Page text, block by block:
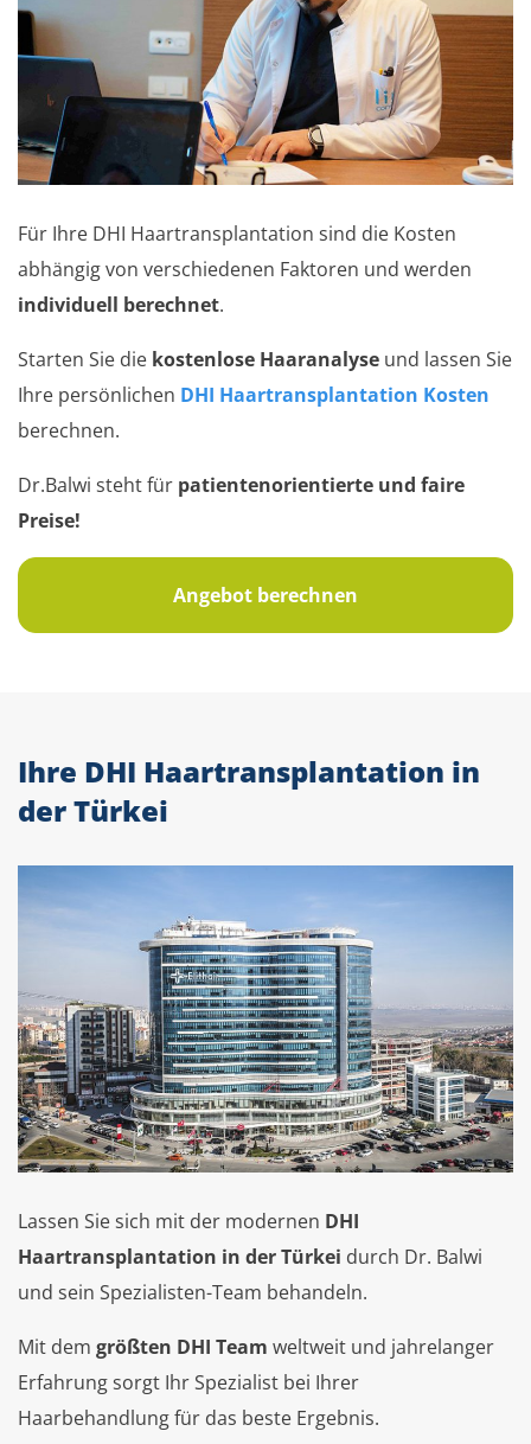
Für Ihre DHI Haartransplantation sind die Kosten
abhängig von verschiedenen Faktoren und werden
individuell berechnet.
Starten Sie die kostenlose Haaranalyse und lassen Sie
Ihre persönlichen DHI Haartransplantation Kosten
berechnen.
Dr.Balwi steht für patientenorientierte und faire
Preise!
Angebot berechnen
Ihre DHI Haartransplantation in
der Türkei
Lassen Sie sich mit der modernen DHI
Haartransplantation in der Türkei durch Dr. Balwi
und sein Spezialisten-Team behandeln.
Mit dem größten DHI Team weltweit und jahrelanger
Erfahrung sorgt Ihr Spezialist bei Ihrer
Haarbehandlung für das beste Ergebnis.